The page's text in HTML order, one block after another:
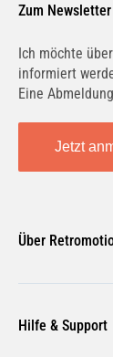
Zum
Ich möchte
informiert
Eine
Jetzt
Über
Unsere Jobs
Hilfe & Support